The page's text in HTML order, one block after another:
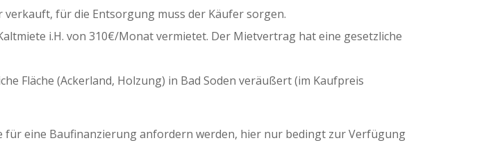
für die Entsorgung muss der Käufer sorgen.
i.H. von 310€/Monat vermietet. Der Mietvertrag hat eine gesetzliche
Fläche (Ackerland, Holzung) in Bad Soden veräußert (im Kaufpreis
für eine Baufinanzierung anfordern werden, hier nur bedingt zur Verfügung